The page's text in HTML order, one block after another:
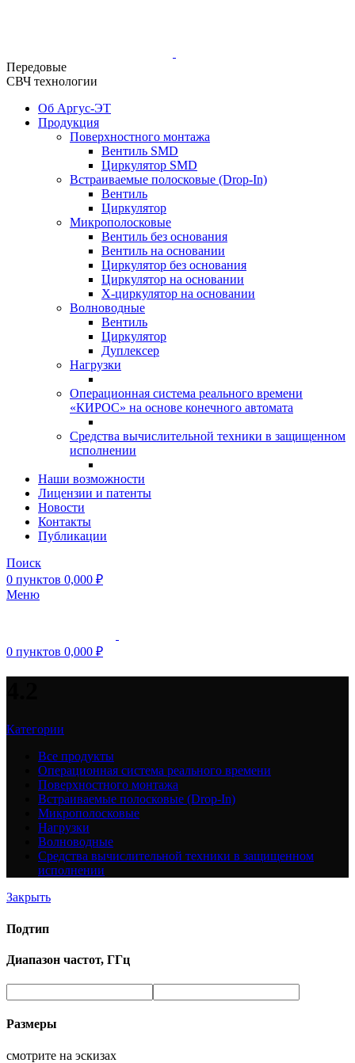
Передовые
СВЧ технологии
Об Аргус-ЭТ
Продукция
Поверхностного монтажа
Вентиль SMD
Циркулятор SMD
Встраиваемые полосковые (Drop-In)
Вентиль
Циркулятор
Микрополосковые
Вентиль без основания
Вентиль на основании
Циркулятор без основания
Циркулятор на основании
Х-циркулятор на основании
Волноводные
Вентиль
Циркулятор
Дуплексер
Нагрузки
Операционная система реального времени
«КИРОС» на основе конечного автомата
Средства вычислительной техники в защищенном
исполнении
Наши возможности
Лицензии и патенты
Новости
Контакты
Публикации
Поиск
0 пунктов 0,000 ₽
Меню
0 пунктов 0,000 ₽
Категории
Все продукты
Операционная система реального времени
Поверхностного монтажа
Встраиваемые полосковые (Drop-In)
Микрополосковые
Нагрузки
Волноводные
Средства вычислительной техники в защищенном
исполнении
Закрыть
Подтип
Диапазон частот, ГГц
Размеры
смотрите на эскизах